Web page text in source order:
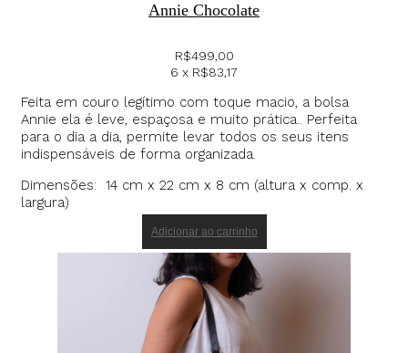
Annie Chocolate
R$499,00
6 x R$83,17
Feita em couro legítimo com toque macio, a bolsa
Annie ela é leve, espaçosa e muito prática.. Perfeita
para o dia a dia, permite levar todos os seus itens
indispensáveis de forma organizada.
Dimensões: 14 cm x 22 cm x 8 cm (altura x comp. x
largura)
Adicionar ao carrinho